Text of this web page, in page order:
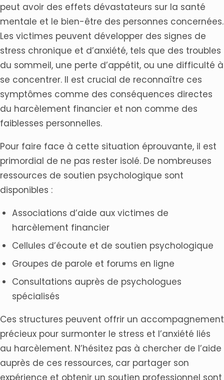
peut avoir des effets dévastateurs sur la santé
mentale et le bien-être des personnes concernées.
Les victimes peuvent développer des signes de
stress chronique et d’anxiété, tels que des troubles
du sommeil, une perte d’appétit, ou une difficulté à
se concentrer. Il est crucial de reconnaître ces
symptômes comme des conséquences directes
du harcèlement financier et non comme des
faiblesses personnelles.
Pour faire face à cette situation éprouvante, il est
primordial de ne pas rester isolé. De nombreuses
ressources de soutien psychologique sont
disponibles :
Associations d’aide aux victimes de
harcèlement financier
Cellules d’écoute et de soutien psychologique
Groupes de parole et forums en ligne
Consultations auprès de psychologues
spécialisés
Ces structures peuvent offrir un accompagnement
précieux pour surmonter le stress et l’anxiété liés
au harcèlement. N’hésitez pas à chercher de l’aide
auprès de ces ressources, car partager son
expérience et obtenir un soutien professionnel sont